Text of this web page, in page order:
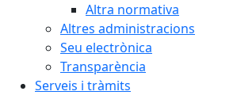
Altra normativa
Altres administracions
Seu electrònica
Transparència
Serveis i tràmits